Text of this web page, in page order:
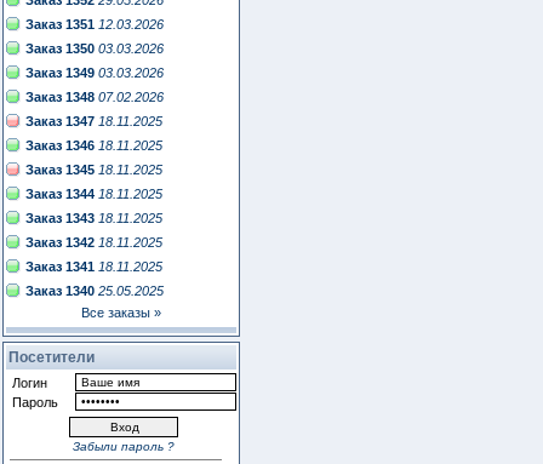
Заказ 1351 12.03.2026
Заказ 1350 03.03.2026
Заказ 1349 03.03.2026
Заказ 1348 07.02.2026
Заказ 1347 18.11.2025
Заказ 1346 18.11.2025
Заказ 1345 18.11.2025
Заказ 1344 18.11.2025
Заказ 1343 18.11.2025
Заказ 1342 18.11.2025
Заказ 1341 18.11.2025
Заказ 1340 25.05.2025
Все заказы »
Посетители
Логин
Пароль
Забыли пароль ?